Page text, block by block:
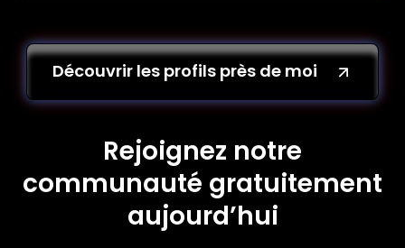
Découvrir les profils près de moi
Rejoignez notre
communauté gratuitement
aujourd’hui